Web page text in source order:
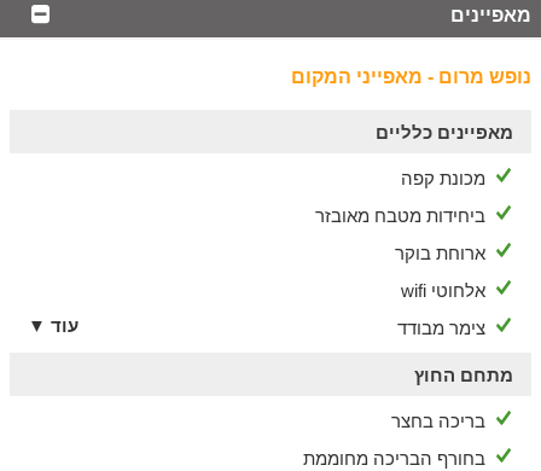
מאפיינים
נופש מרום - מאפייני המקום
מאפיינים כלליים
מכונת קפה
ביחידות מטבח מאובזר
ארוחת בוקר
אלחוטי wifi
צימר מבודד
עוד ▼
מתחם החוץ
בריכה בחצר
בחורף הבריכה מחוממת